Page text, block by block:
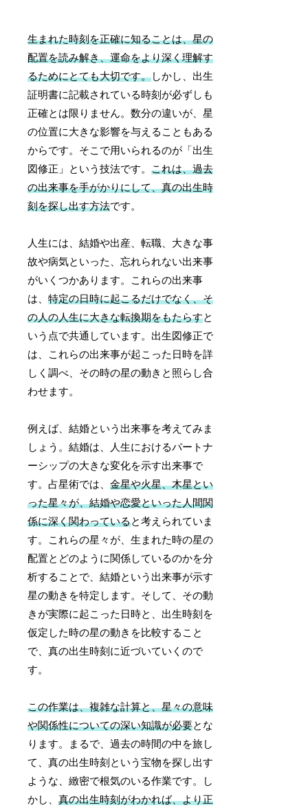
生まれた時刻を正確に知ることは、星の
配置を読み解き、運命をより深く理解す
るためにとても大切です。しかし、出生
証明書に記載されている時刻が必ずしも
正確とは限りません。数分の違いが、星
の位置に大きな影響を与えることもある
からです。そこで用いられるのが「出生
図修正」という技法です。これは、過去
の出来事を手がかりにして、真の出生時
刻を探し出す方法です。
人生には、結婚や出産、転職、大きな事
故や病気といった、忘れられない出来事
がいくつかあります。これらの出来事
は、特定の日時に起こるだけでなく、そ
の人の人生に大きな転換期をもたらすと
いう点で共通しています。出生図修正で
は、これらの出来事が起こった日時を詳
しく調べ、その時の星の動きと照らし合
わせます。
例えば、結婚という出来事を考えてみま
しょう。結婚は、人生におけるパートナ
ーシップの大きな変化を示す出来事で
す。占星術では、金星や火星、木星とい
った星々が、結婚や恋愛といった人間関
係に深く関わっていると考えられていま
す。これらの星々が、生まれた時の星の
配置とどのように関係しているのかを分
析することで、結婚という出来事が示す
星の動きを特定します。そして、その動
きが実際に起こった日時と、出生時刻を
仮定した時の星の動きを比較すること
で、真の出生時刻に近づいていくので
す。
この作業は、複雑な計算と、星々の意味
や関係性についての深い知識が必要とな
ります。まるで、過去の時間の中を旅し
て、真の出生時刻という宝物を探し出す
ような、緻密で根気のいる作業です。し
かし、真の出生時刻がわかれば、より正